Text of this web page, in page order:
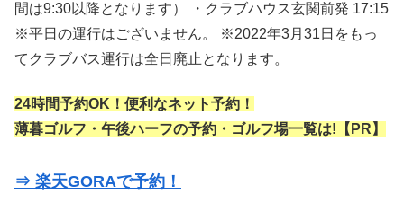
間は9:30以降となります） ・クラブハウス玄関前発 17:15
※平日の運行はございません。 ※2022年3月31日をもっ
てクラブバス運行は全日廃止となります。
24時間予約OK！便利なネット予約！
薄暮ゴルフ・午後ハーフの予約・ゴルフ場一覧は!【PR】
⇒ 楽天GORAで予約！